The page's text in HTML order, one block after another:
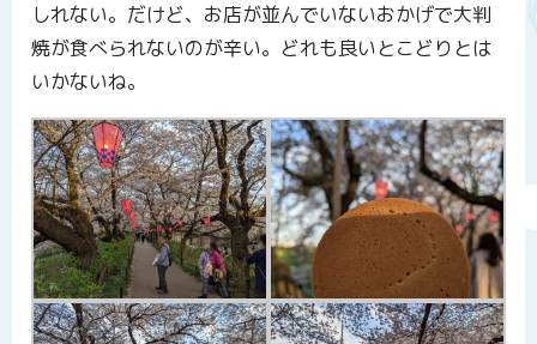
しれない。だけど、お店が並んでいないおかげで大判
焼が食べられないのが辛い。どれも良いとこどりとは
いかないね。